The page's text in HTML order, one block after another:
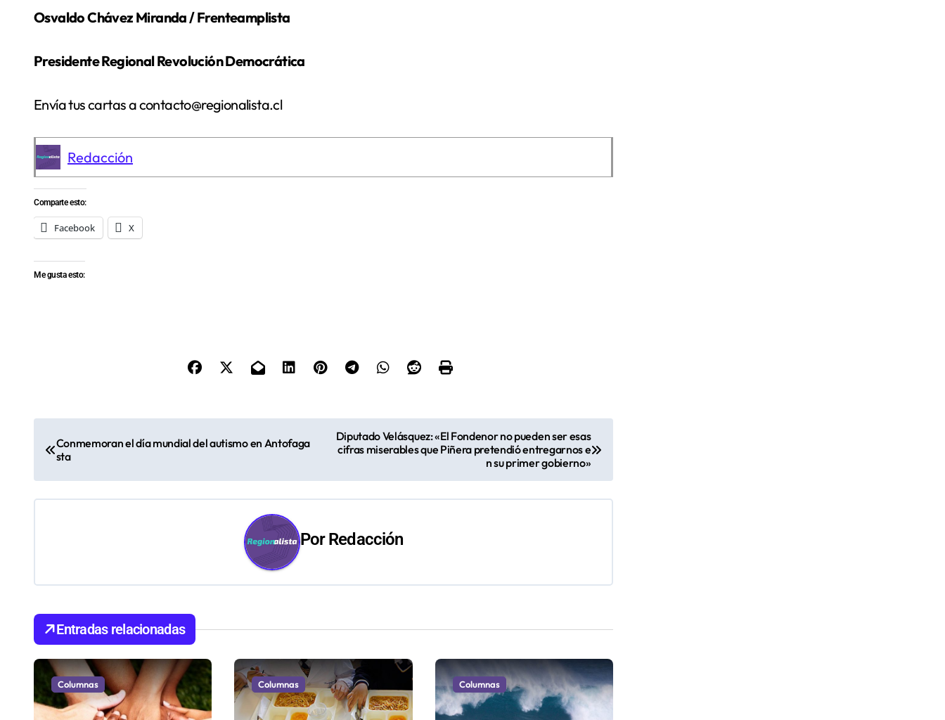
Osvaldo Chávez Miranda / Frenteamplista
Presidente Regional Revolución Democrática
Envía tus cartas a contacto@regionalista.cl
Redacción
Comparte esto:
Facebook X
Me gusta esto:
v
i
ó
n
Conmemoran el día mundial del autismo en Antofaga
sta
Diputado Velásquez: «El Fondenor no pueden ser esas
cifras miserables que Piñera pretendió entregarnos e
n su primer gobierno»
PorRedacción
Entradas relacionadas
Columnas Columnas Columnas